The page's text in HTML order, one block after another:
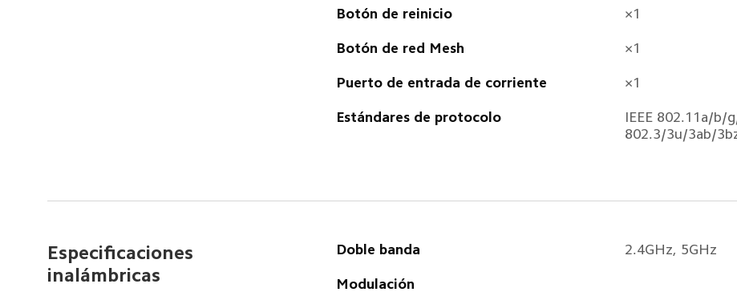
Botón de reinicio ×1
Botón de red Mesh ×1
Puerto de entrada de corriente ×1
Estándares de protocolo
IEEE 802.11a/b/
802.3/3u/3ab/
Especificaciones
inalámbricas
Doble banda 2.4GHz, 5GHz
Modulación